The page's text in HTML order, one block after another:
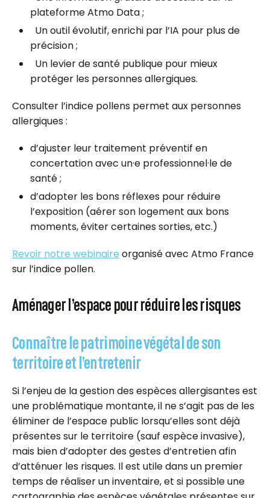
plateforme Atmo Data ;
Un outil évolutif, enrichi par l’IA pour plus de
précision ;
Un levier de santé publique pour mieux
protéger les personnes allergiques.
Consulter l’indice pollens permet aux personnes
allergiques :
d’ajuster leur traitement préventif en
concertation avec un·e professionnel·le de
santé ;
d’adopter les bons réflexes pour réduire
l’exposition (aérer son logement aux bons
moments, éviter certaines sorties, etc.)
Revoir notre webinaire organisé avec Atmo France
sur l’indice pollen.
Aménager l’espace pour réduire les risques
Connaître le patrimoine végétal de son
territoire et l’entretenir
Si l’enjeu de la gestion des espèces allergisantes est
une problématique montante, il ne s’agit pas de les
éliminer de l’espace public lorsqu’elles sont déjà
présentes sur le territoire (sauf espèce invasive),
mais bien d’adopter des gestes d’entretien afin
d’atténuer les risques. Il est utile dans un premier
temps de réaliser un inventaire, et si possible une